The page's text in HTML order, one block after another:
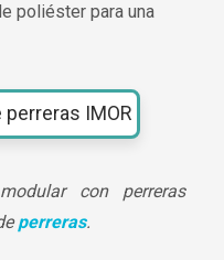
poliéster para una
con perreras
perreras.